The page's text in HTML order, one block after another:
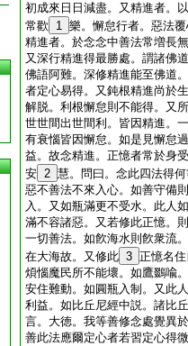
初成來日日減盡。又精進者。
常歡
1 樂。懈怠行者。惡法
精進者。於念念中善法常増長無
又深行精進得最勝處。謂諸佛
佛語阿難。深修精進能至佛道
者定心易得。又鈍根精進尚於
解脱。利根懈怠則不能得。又
世世間出世間利。皆因精進。
有衰惱皆因懈怠。如是見懈怠
益。故念精進。正憶者常於身
安 2 慧。問曰。念此四法得何
惡不善法不來入心。如善守備
入。又如瓶滿更不受水。此人
滿不容諸惡。又若修此正憶。
一切善法。如飮海水則飮衆流
在大海故。又修此 3 正憶名住
煩惱魔民所不能壞。如鷹鵽喩
安住難動。如圓瓶入制。又此
利益。如比丘尼經中説。諸比
言。大徳。我等善修念處覺異於
善此法應爾定心者若習定心得微